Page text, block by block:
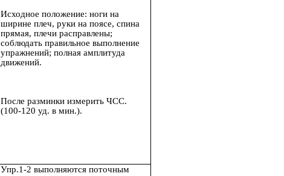
Исходное положение: ноги на
ширине плеч, руки на поясе, спина
прямая, плечи расправлены;
соблюдать правильное выполнение
упражнений; полная амплитуда
движений.
После разминки измерить ЧСС.
(100-120 уд. в мин.).
Упр.1-2 выполняются поточным